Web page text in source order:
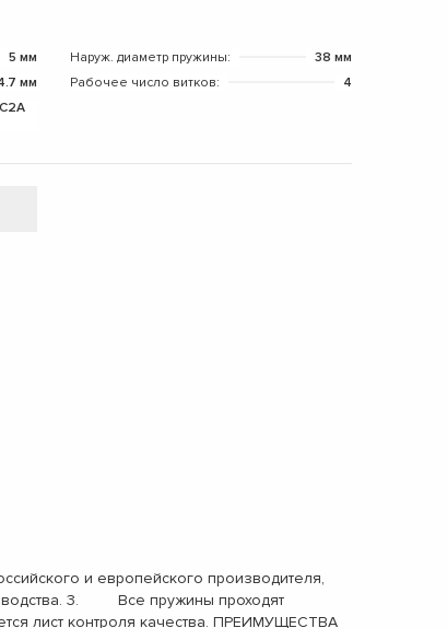
5 мм Наруж. диаметр пружины:
38 мм
мм Рабочее число витков:
4
и европейского производителя,
3. Все пружины проходят
лист контроля качества. ПРЕИМУЩЕСТВА